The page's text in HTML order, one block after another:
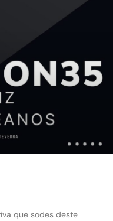
que sodes deste